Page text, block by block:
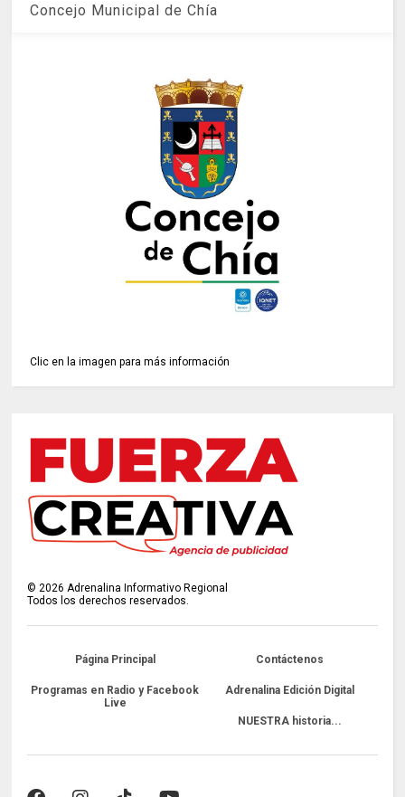
Concejo Municipal de Chía
Clic en la imagen para más información
©2026 Adrenalina Informativo Regional
Todos los derechos reservados.
Página Principal Contáctenos
Programas en Radio y Facebook
Live
Adrenalina Edición Digital
NUESTRA historia...